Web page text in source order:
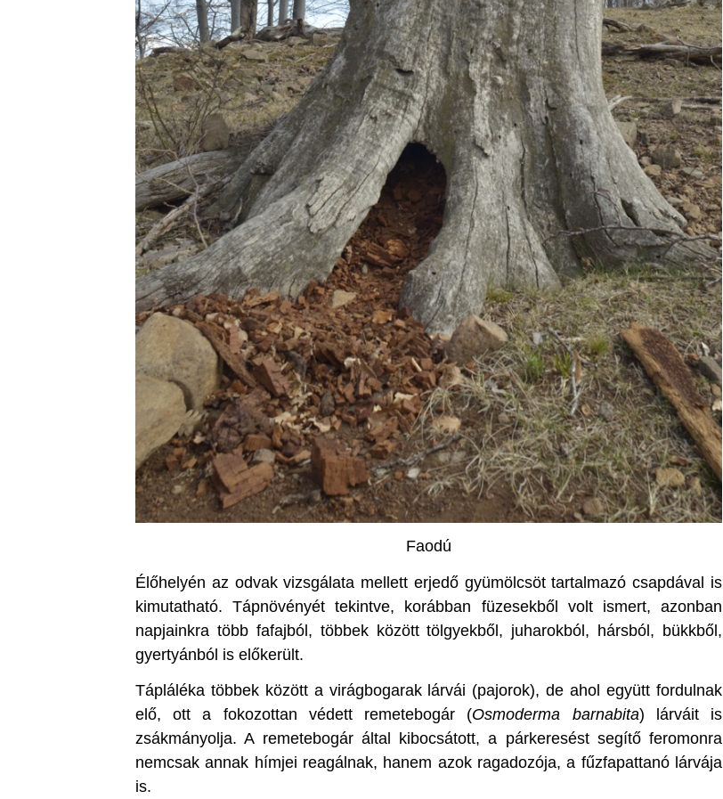
Faodú
Élőhelyén az odvak vizsgálata mellett erjedő gyümölcsöt tartalmazó csapdával is
kimutatható. Tápnövényét tekintve, korábban füzesekből volt ismert, azonban
napjainkra több fafajból, többek között tölgyekből, juharokból, hársból, bükkből,
gyertyánból is előkerült.
Tápláléka többek között a virágbogarak lárvái (pajorok), de ahol együtt fordulnak
elő, ott a fokozottan védett remetebogár (Osmoderma barnabita) lárváit is
zsákmányolja. A remetebogár által kibocsátott, a párkeresést segítő feromonra
nemcsak annak hímjei reagálnak, hanem azok ragadozója, a fűzfapattanó lárvája
is.